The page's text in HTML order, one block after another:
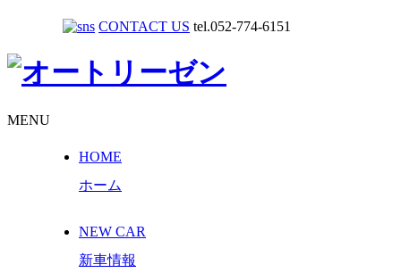
CONTACT US tel.052-774-6151
MENU
HOME
ホーム
NEW CAR
新車情報